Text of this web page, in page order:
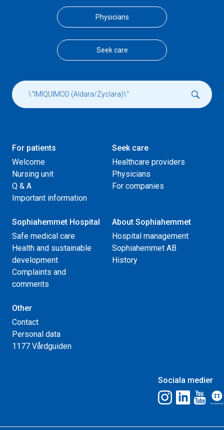
Physicians
Seek care
For patients
Welcome
Nursing unit
Q & A
Important information
Seek care
Healthcare providers
Physicians
For companies
Sophiahemmet Hospital
Safe medical care
Health and sustainable
development
Complaints and
comments
About Sophiahemmet
Hospital management
Sophiahemmet AB
History
Other
Contact
Personal data
1177 Vårdguiden
Sociala medier